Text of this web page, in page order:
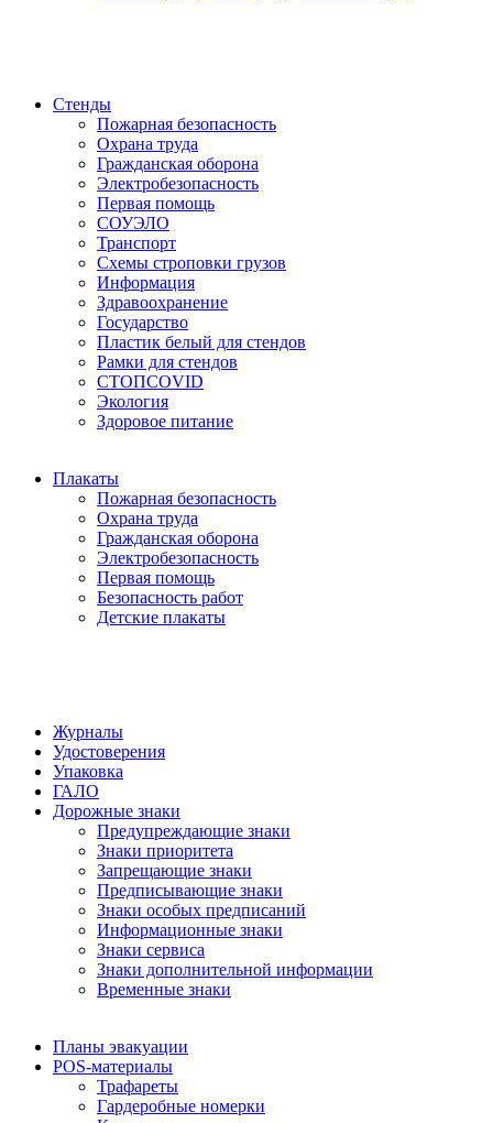
Стенды
Пожарная безопасность
Охрана труда
Гражданская оборона
Электробезопасность
Первая помощь
СОУЭЛО
Транспорт
Схемы строповки грузов
Информация
Здравоохранение
Государство
Пластик белый для стендов
Рамки для стендов
СТОПCOVID
Экология
Здоровое питание
Плакаты
Пожарная безопасность
Охрана труда
Гражданская оборона
Электробезопасность
Первая помощь
Безопасность работ
Детские плакаты
Журналы
Удостоверения
Упаковка
ГАЛО
Дорожные знаки
Предупреждающие знаки
Знаки приоритета
Запрещающие знаки
Предписывающие знаки
Знаки особых предписаний
Информационные знаки
Знаки сервиса
Знаки дополнительной информации
Временные знаки
Планы эвакуации
POS-материалы
Трафареты
Гардеробные номерки